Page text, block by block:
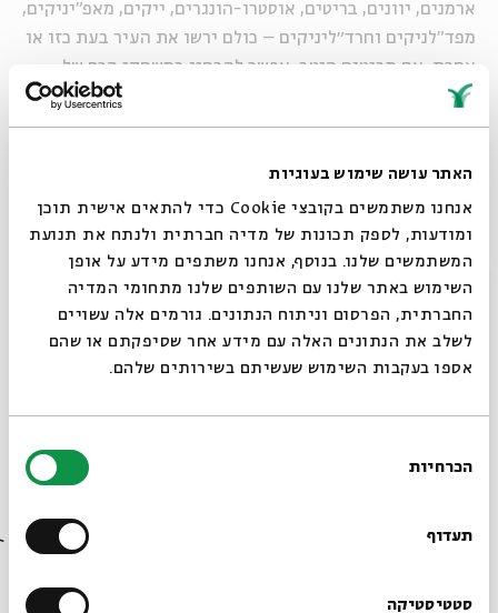
האתר עושה שימוש בעוגיות
אנחנו משתמשים בקובצי Cookie כדי להתאים אישית תוכן
ומודעות, לספק תכונות של מדיה חברתית ולנתח את תנועת
המשתמשים שלנו. בנוסף, אנחנו משתפים מידע על אופן
השימוש באתר שלנו עם השותפים שלנו מתחומי המדיה
החברתית, הפרסום וניתוח הנתונים. גורמים אלה עשויים
לשלב את הנתונים האלה עם מידע אחר שסיפקתם או שהם
אספו בעקבות השימוש שעשיתם בשירותים שלהם.
הסכמה
הכרחיות
תעדוף
סטטיסטיקה
ארמנים, יוונים, בריטים, אוסטרו-הונגרים, ייקים, מאפ"יניקים,
מפד"לניקים וחרד״ליניקים – כולם ירשו את העיר בעת כזו או
אחרת. אם מביטים היטב, אפשר להבחין במשחקי הכס של
האליטות באותה השכונה, באותו רובע ולפעמים אפילו באותו
הבית.
בסיור בעקבות ההיסטוריה החברתית של רחביה וטלביה
נשרטט קווים לדמותן של האליטות הירושלמיות, ונכיר את
סיפורם של אלו שהקפידו לשחק טניס, ללגום קוניאק
ולהתכרבל עם הפודל בכורסא גם כשהעיר בערה.
מריק שטרן
ובהרשמה מראש
הרשמה לאירועים דומים
סגור